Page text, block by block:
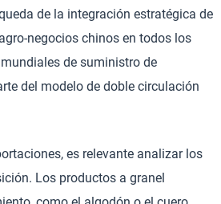
de la integración estratégica de
negocios chinos en todos los
de suministro de
del modelo de doble circulación
es relevante analizar los
Los productos a granel